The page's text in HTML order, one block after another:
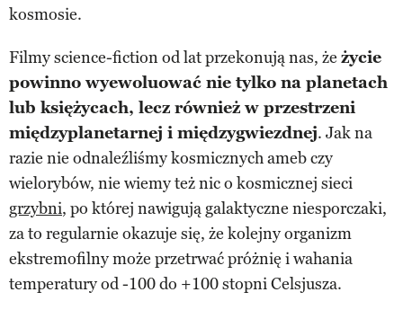
kosmosie.
Filmy science-fiction od lat przekonują nas, że życie
powinno wyewoluować nie tylko na planetach
lub księżycach, lecz również w przestrzeni
międzyplanetarnej i międzygwiezdnej. Jak na
razie nie odnaleźliśmy kosmicznych ameb czy
wielorybów, nie wiemy też nic o kosmicznej sieci
grzybni, po której nawigują galaktyczne niesporczaki,
za to regularnie okazuje się, że kolejny organizm
ekstremofilny może przetrwać próżnię i wahania
temperatury od -100 do +100 stopni Celsjusza.